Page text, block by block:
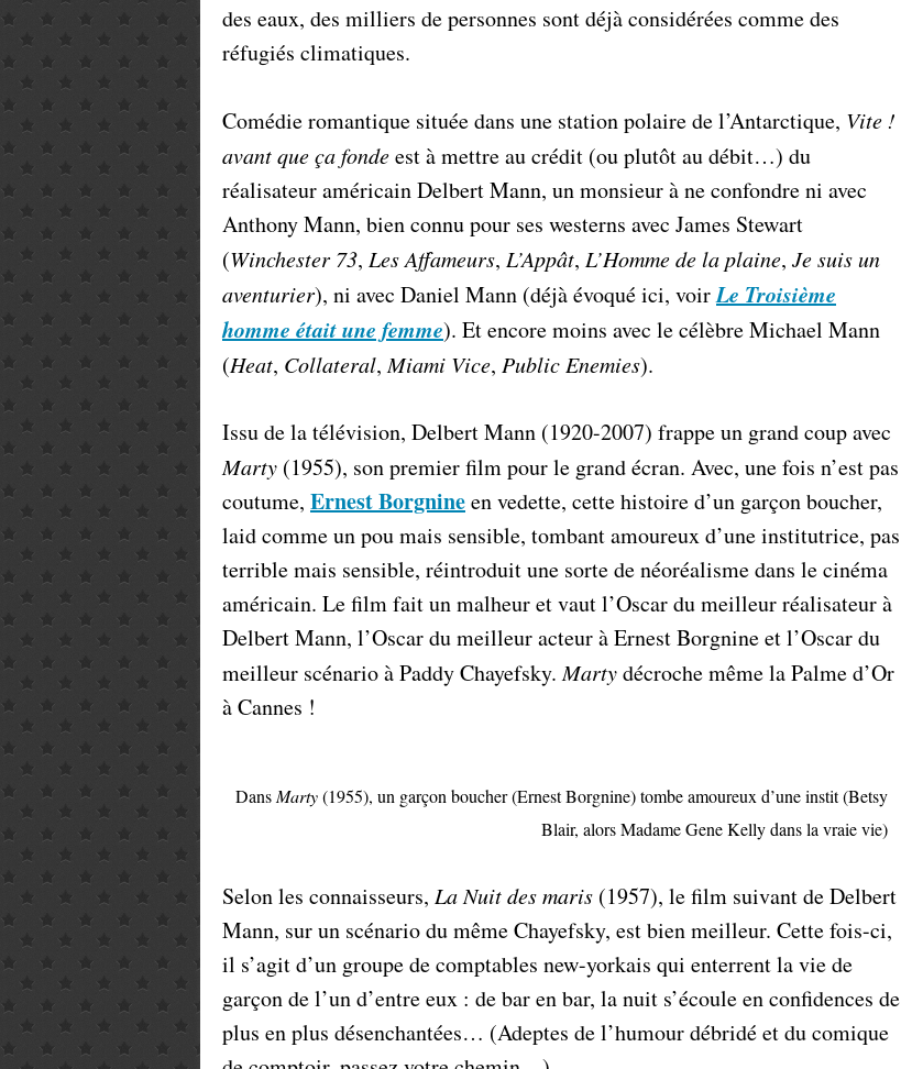
des eaux, des milliers de personnes sont déjà considérées comme des
réfugiés climatiques.
Comédie romantique située dans une station polaire de l’Antarctique, Vite !
avantque ça fondeest à mettre au crédit (ou plutôt au débit…) du
réalisateur américain Delbert Mann, un monsieur à ne confondre ni avec
Anthony Mann, bien connu pour ses westerns avec James Stewart
(Winchester 73, Les Affameurs, L’Appât, L’Homme de la plaine, Je suis un
aventurier), ni avec Daniel Mann (déjà évoqué ici, voirLe Troisième
homme était une femme). Et encore moins avec le célèbre Michael Mann
(Heat, Collateral,Miami Vice, Public Enemies).
Issu de la télévision, Delbert Mann (1920-2007) frappe un grand coup avec
Marty (1955), son premier film pour le grand écran. Avec, une fois n’est pas
coutume, Ernest Borgnineen vedette, cette histoire d’un garçon boucher,
laid comme un pou mais sensible, tombant amoureux d’une institutrice, pas
terrible mais sensible, réintroduit une sorte de néoréalisme dans le cinéma
américain. Le film fait un malheur et vaut l’Oscar du meilleur réalisateur à
Delbert Mann, l’Oscar du meilleur acteur à Ernest Borgnine et l’Oscar du
meilleur scénario à Paddy Chayefsky.Martydécroche même la Palme d’Or
à Cannes !
Dans Marty(1955), un garçon boucher (Ernest Borgnine) tombe amoureux d’une instit (Betsy
Blair, alors Madame Gene Kelly dans la vraie vie)
Selon les connaisseurs, La Nuit des maris (1957), le film suivant de Delbert
Mann, sur un scénario du même Chayefsky, est bien meilleur. Cette fois-ci,
il s’agit d’un groupe de comptables new-yorkais qui enterrent la vie de
garçon de l’un d’entre eux : de bar en bar, la nuit s’écoule en confidences de
plus en plus désenchantées… (Adeptes de l’humour débridé et du comique